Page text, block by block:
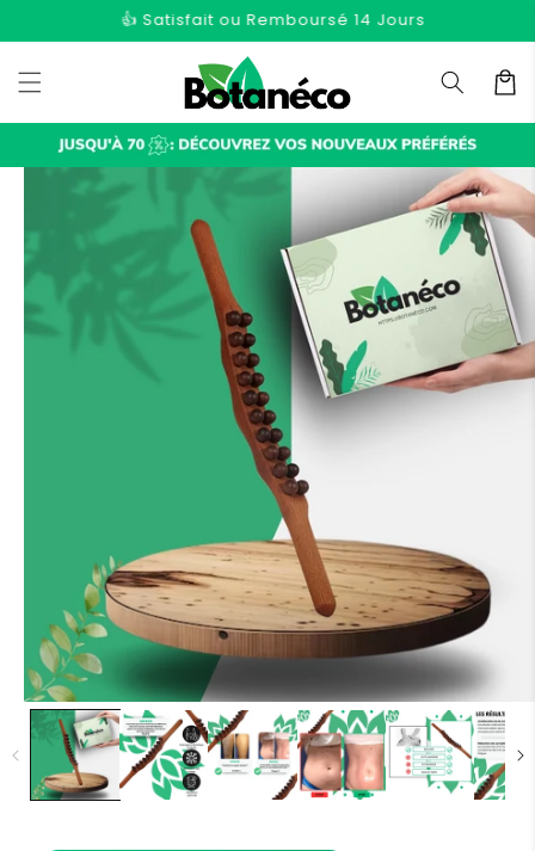
au
contenu
👍 Satisfait ou Remboursé 14 Jours
Panier
aux